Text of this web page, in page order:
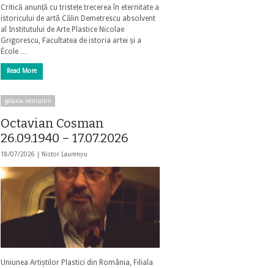
Critică anunță cu tristețe trecerea în eternitate a
istoricului de artă Călin Demetrescu absolvent
al Institutului de Arte Plastice Nicolae
Grigorescu, Facultatea de istoria artei și a
École …
Read More
galaxia nemuririi
Octavian Cosman
26.09.1940 – 17.07.2026
18/07/2026 | Nistor Laurențiu
Uniunea Artiștilor Plastici din România, Filiala